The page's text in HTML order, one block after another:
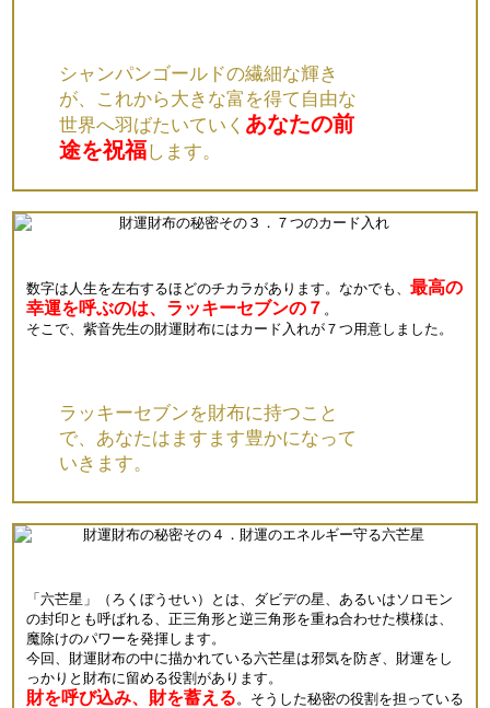
シャンパンゴールドの繊細な輝き
が、これから大きな富を得て自由な
世界へ羽ばたいていく あなたの前
途を祝福します。
数字は人生を左右するほどのチカラがあります。なかでも、 最高の
幸運を呼ぶのは、ラッキーセブンの７ 。
そこで、紫音先生の財運財布にはカード入れが７つ用意しました。
ラッキーセブンを財布に持つこと
で、あなたはますます豊かになって
いきます。
「六芒星」（ろくぼうせい）とは、ダビデの星、あるいはソロモン
の封印とも呼ばれる、正三角形と逆三角形を重ね合わせた模様は、
魔除けのパワーを発揮します。
今回、財運財布の中に描かれている六芒星は邪気を防ぎ、財運をし
っかりと財布に留める役割があります。
財を呼び込み、財を蓄える 。そうした秘密の役割を担っている